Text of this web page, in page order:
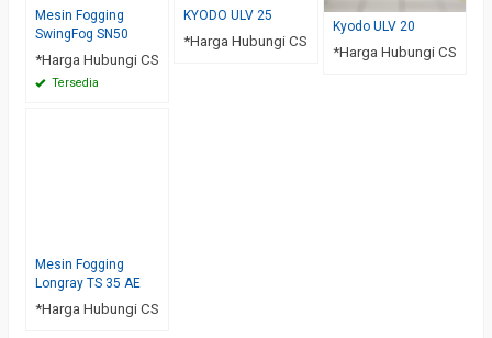
Mesin Fogging
SwingFog SN50
*Harga Hubungi CS
Tersedia
KYODO ULV 25
*Harga Hubungi CS
Kyodo ULV 20
*Harga Hubungi CS
Mesin Fogging
Longray TS 35 AE
*Harga Hubungi CS